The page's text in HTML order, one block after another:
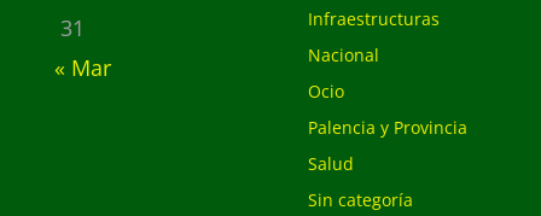
31
« Mar
Infraestructuras
Nacional
Ocio
Palencia y Provincia
Salud
Sin categoría